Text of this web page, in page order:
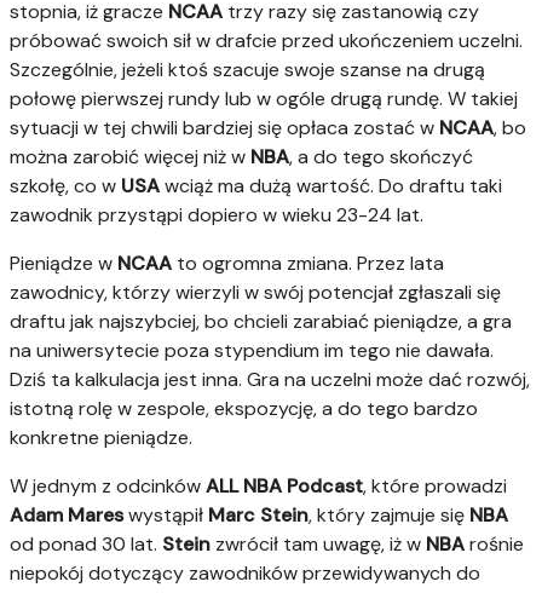
stopnia, iż gracze NCAA trzy razy się zastanowią czy
próbować swoich sił w drafcie przed ukończeniem uczelni.
Szczególnie, jeżeli ktoś szacuje swoje szanse na drugą
połowę pierwszej rundy lub w ogóle drugą rundę. W takiej
sytuacji w tej chwili bardziej się opłaca zostać w NCAA, bo
można zarobić więcej niż w NBA, a do tego skończyć
szkołę, co w USAwciąż ma dużą wartość. Do draftu taki
zawodnik przystąpi dopiero w wieku 23-24 lat.
Pieniądze w NCAA to ogromna zmiana. Przez lata
zawodnicy, którzy wierzyli w swój potencjał zgłaszali się
draftu jak najszybciej, bo chcieli zarabiać pieniądze, a gra
na uniwersytecie poza stypendium im tego nie dawała.
Dziś ta kalkulacja jest inna. Gra na uczelni może dać rozwój,
istotną rolę w zespole, ekspozycję, a do tego bardzo
konkretne pieniądze.
W jednym z odcinkówALL NBA Podcast, które prowadzi
Adam Mareswystąpił Marc Stein, który zajmuje się NBA
od ponad 30 lat. Stein zwrócił tam uwagę, iż w NBArośnie
niepokój dotyczący zawodników przewidywanych do